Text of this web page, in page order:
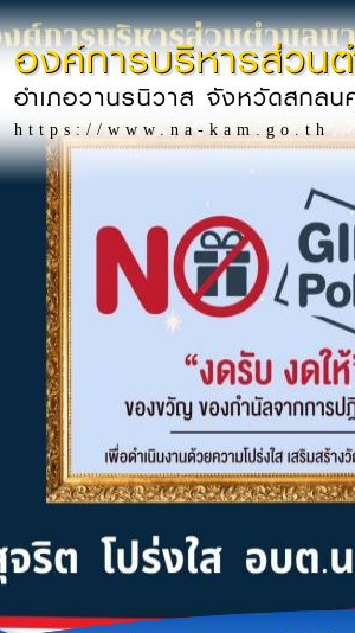
องค์การบริหารส่วน
อำเภอวานรนิวาส จังหวัดสกลน
https://www.na-kam.go.th